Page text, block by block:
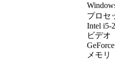
プロセ
Intel i5-
ビデオ
メモリ